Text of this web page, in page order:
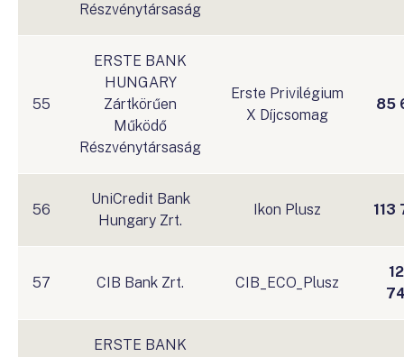
Részvénytársaság
55
ERSTE BANK
HUNGARY
Zártkörűen
Működő
Részvénytársaság
Erste Privilégium
X Díjcsomag
85
56
UniCredit Bank
Hungary Zrt.
Ikon Plusz 113
57 CIB Bank Zrt. CIB_ECO_Plusz
ERSTE BANK